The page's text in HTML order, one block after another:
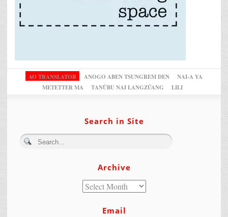
AO TRANSLATOR ANOGO ABEN TSUNGREM DEN
NAI-A YA
METETTER MA
TANÜBU NAI LANGZÜANG LILI
Search in Site
Archive
Email